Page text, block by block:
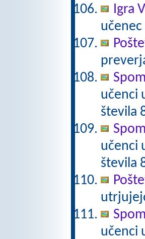
Igra
učenec
učenci
števila
učenci
števila
učenci